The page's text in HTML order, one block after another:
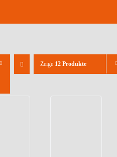
Zeige 12 Produkte